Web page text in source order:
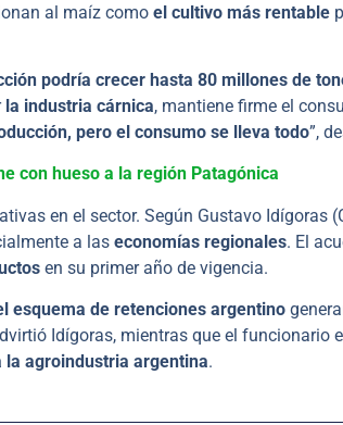
al maíz como el cultivo más rentable
podría crecer hasta 80 millones de
la industria cárnica, mantiene firme el
pero el consumo se lleva todo”,
con hueso a la región Patagónica
en el sector. Según Gustavo Idígoras
a las economías regionales. El
en su primer año de vigencia.
esquema de retenciones argentino
Idígoras, mientras que el funcionario
agroindustria argentina.